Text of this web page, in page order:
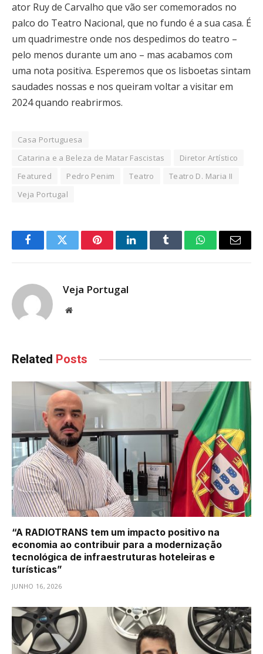
ator Ruy de Carvalho que vão ser comemorados no
palco do Teatro Nacional, que no fundo é a sua casa. É
um quadrimestre onde nos despedimos do teatro –
pelo menos durante um ano – mas acabamos com
uma nota positiva. Esperemos que os lisboetas sintam
saudades nossas e nos queiram voltar a visitar em
2024 quando reabrirmos.
Casa Portuguesa
Catarina e a Beleza de Matar Fascistas
Diretor Artístico
Featured
Pedro Penim Teatro
Teatro D. Maria II
Veja Portugal
FacebookTwitter PinterestLinkedInTumblr WhatsAppEmail
Veja Portugal
Website
Related Posts
“A RADIOTRANS tem um impacto positivo na
economia ao contribuir para a modernização
tecnológica de infraestruturas hoteleiras e
turísticas”
JUNHO 16, 2026